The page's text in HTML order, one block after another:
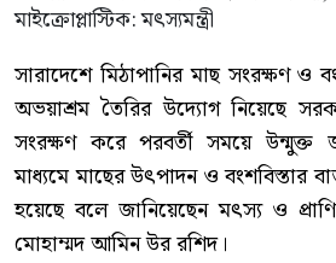
সারাদেশে মিঠাপানির মাছ সংরক্ষণ ও
অভয়াশ্রম তৈরির উদ্যোগ নিয়েছে
সংরক্ষণ করে পরবর্তী সময়ে
মাধ্যমে মাছের উৎপাদন ও বংশবিস্তার
হয়েছে বলে জানিয়েছেন মৎস্য ও
মোহাম্মদ আমিন উর রশিদ।